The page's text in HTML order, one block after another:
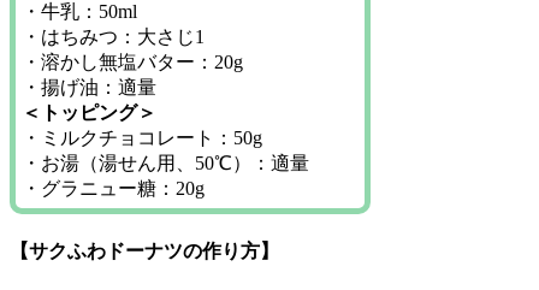
・牛乳：50ml
・はちみつ：大さじ1
・溶かし無塩バター：20g
・揚げ油：適量
＜トッピング＞
・ミルクチョコレート：50g
・お湯（湯せん用、50℃）：適量
・グラニュー糖：20g
【サクふわドーナツの作り方】